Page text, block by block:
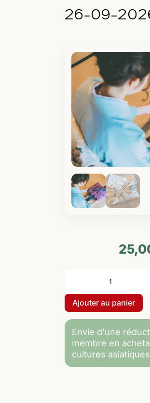
26-09-
26-
09-
2026
de
10h30
12h-
Ajouter au panier
Envie d'une
membre en
cultures asiatiques